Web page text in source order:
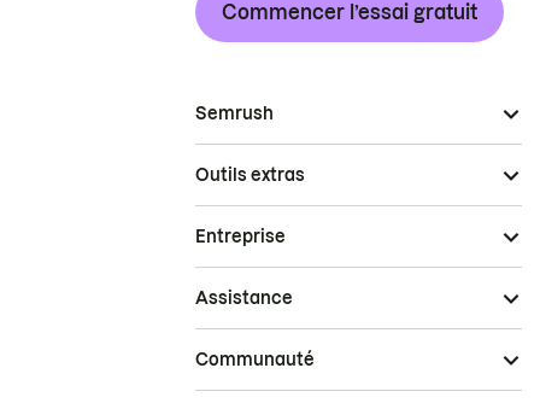
Commencer l’essai gratuit
Semrush
Outils extras
Entreprise
Assistance
Communauté